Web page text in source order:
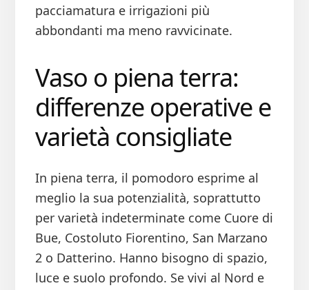
pacciamatura e irrigazioni più
abbondanti ma meno ravvicinate.
Vaso o piena terra:
differenze operative e
varietà consigliate
In piena terra, il pomodoro esprime al
meglio la sua potenzialità, soprattutto
per varietà indeterminate come Cuore di
Bue, Costoluto Fiorentino, San Marzano
2 o Datterino. Hanno bisogno di spazio,
luce e suolo profondo. Se vivi al Nord e